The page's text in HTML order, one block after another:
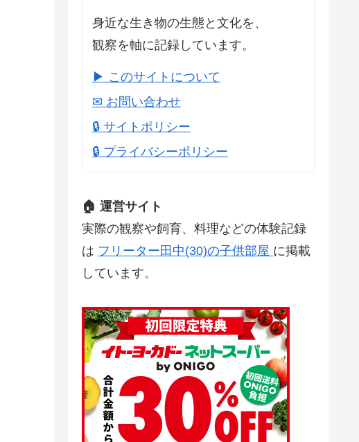
身近な生き物の生態と文化を、
観察を軸に記録しています。
▶ このサイトについて
✉ お問い合わせ
🔒 サイトポリシー
🔒 プライバシーポリシー
🏠 運営サイト
実際の観察や飼育、料理などの体験記録
は フリーター田中(30)の子供部屋 に掲載
しています。